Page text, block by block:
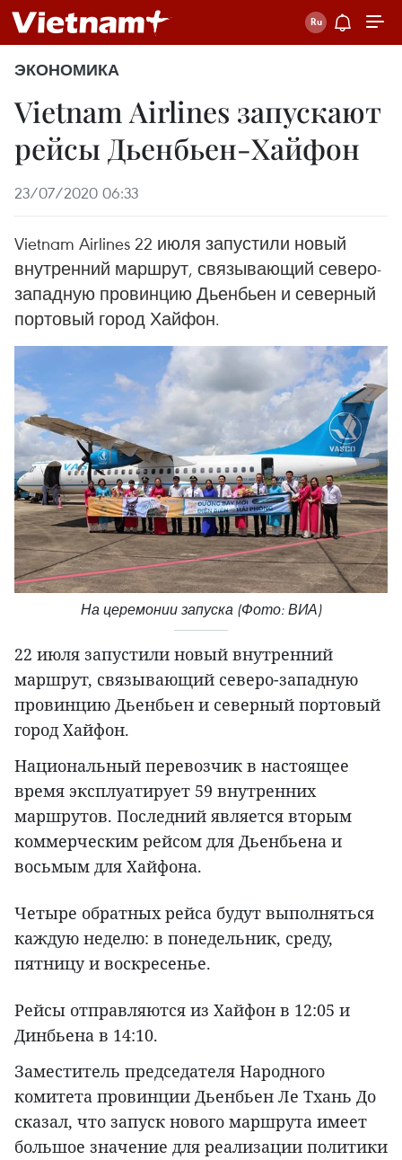
ЭКОНОМИКА
Vietnam Airlines запускают
рейсы Дьенбьен-Хайфон
23/07/2020 06:33
Vietnam Airlines 22 июля запустили новый
внутренний маршрут, связывающий северо-
западную провинцию Дьенбьен и северный
портовый город Хайфон.
На церемонии запуска (Фото: ВИА)
22 июля запустили новый внутренний
маршрут, связывающий северо-западную
провинцию Дьенбьен и северный портовый
город Хайфон.
Национальный перевозчик в настоящее
время эксплуатирует 59 внутренних
маршрутов. Последний является вторым
коммерческим рейсом для Дьенбьена и
восьмым для Хайфона.
Четыре обратных рейса будут выполняться
каждую неделю: в понедельник, среду,
пятницу и воскресенье.
Рейсы отправляются из Хайфон в 12:05 и
Динбьена в 14:10.
Заместитель председателя Народного
комитета провинции Дьенбьен Ле Тхань До
сказал, что запуск нового маршрута имеет
большое значение для реализации политики